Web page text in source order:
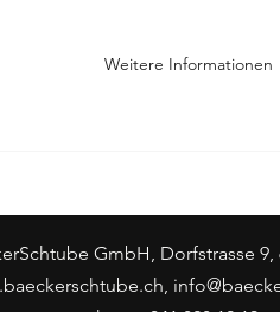
Weitere Informationen
GmbH, Dorfstrasse 9,
,